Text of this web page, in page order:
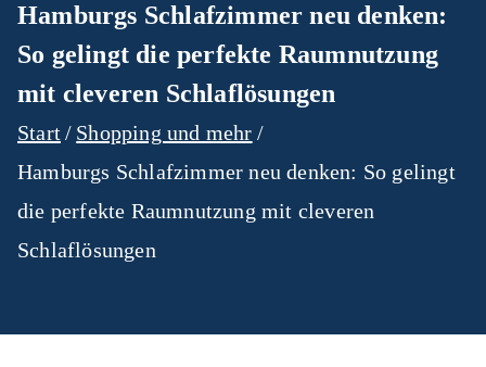
Hamburgs Schlafzimmer neu denken:
So gelingt die perfekte Raumnutzung
mit cleveren Schlaflösungen
Start
Shopping und mehr
Hamburgs Schlafzimmer neu denken: So gelingt
die perfekte Raumnutzung mit cleveren
Schlaflösungen